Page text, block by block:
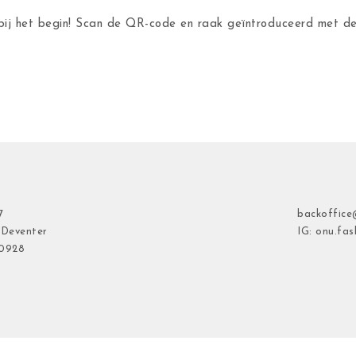
het begin! Scan de QR-code en raak geïntroduceerd met
IG: